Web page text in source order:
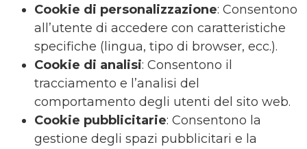
Cookie di personalizzazione: Consentono
all’utente di accedere con caratteristiche
specifiche (lingua, tipo di browser, ecc.).
Cookie di analisi: Consentono il
tracciamento e l’analisi del
comportamento degli utenti del sito web.
Cookie pubblicitarie: Consentono la
gestione degli spazi pubblicitari e la